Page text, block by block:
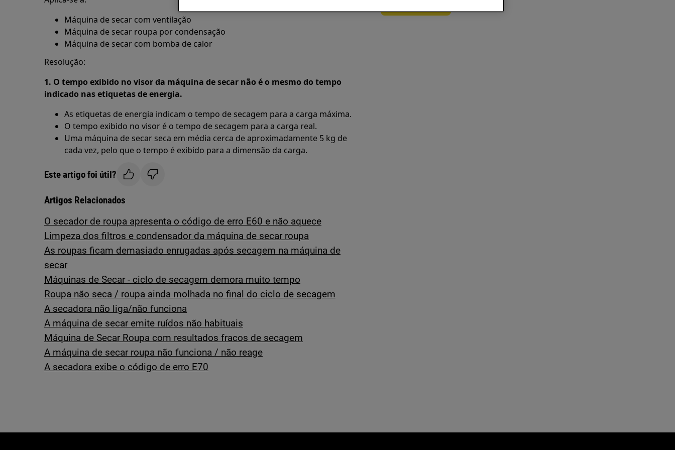
Máquina de secar com ventilação
Máquina de secar roupa por condensação
Máquina de secar com bomba de calor
Resolução:
1. O tempo exibido no visor da máquina de secar não é o mesmo do tempo
indicado nas etiquetas de energia.
As etiquetas de energia indicam o tempo de secagem para a carga máxima.
O tempo exibido no visor é o tempo de secagem para a carga real.
Uma máquina de secar seca em média cerca de aproximadamente 5 kg de
cada vez, pelo que o tempo é exibido para a dimensão da carga.
Este artigo foi útil?
Artigos Relacionados
O secador de roupa apresenta o código de erro E60 e não aquece
Limpeza dos filtros e condensador da máquina de secar roupa
As roupas ficam demasiado enrugadas após secagem na máquina de
secar
Máquinas de Secar - ciclo de secagem demora muito tempo
Roupa não seca / roupa ainda molhada no final do ciclo de secagem
A secadora não liga/não funciona
A máquina de secar emite ruídos não habituais
Máquina de Secar Roupa com resultados fracos de secagem
A máquina de secar roupa não funciona / não reage
A secadora exibe o código de erro E70